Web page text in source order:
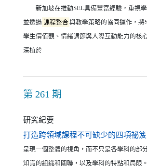
新加坡在推動SEL具備豐富經驗，重視學
並透過 課程整合與教學策略的協同運作，將
學生價值觀、情緒調節與人際互動能力的核
深植於
第 261 期
研究紀要
打造跨領域課程不可缺少的四項祕笈
呈現一個整體的視角，而不只是各學科的部
知識的組織和關聯，以及學科的特點和局限